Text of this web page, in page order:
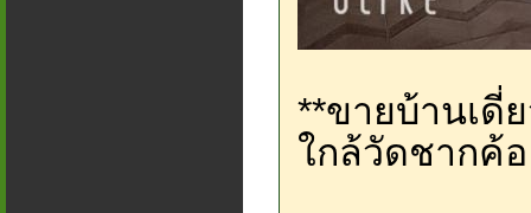
**ขายบ้านเดี่
ใกล้วัดชากค้